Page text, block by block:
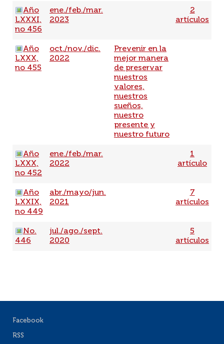
Año
LXXXI,
no 456
ene./feb./mar.
2023
2
artículos
Año
LXXX,
no 455
oct./nov./dic.
2022
Prevenir en la
mejor manera
de preservar
nuestros
valores,
nuestros
sueños,
nuestro
presente y
nuestro futuro
Año
LXXX,
no 452
ene./feb./mar.
2022
1
artículo
Año
LXXIX,
no 449
abr./mayo/jun.
2021
7
artículos
No.
446
jul./ago./sept.
2020
5
artículos
Facebook
RSS